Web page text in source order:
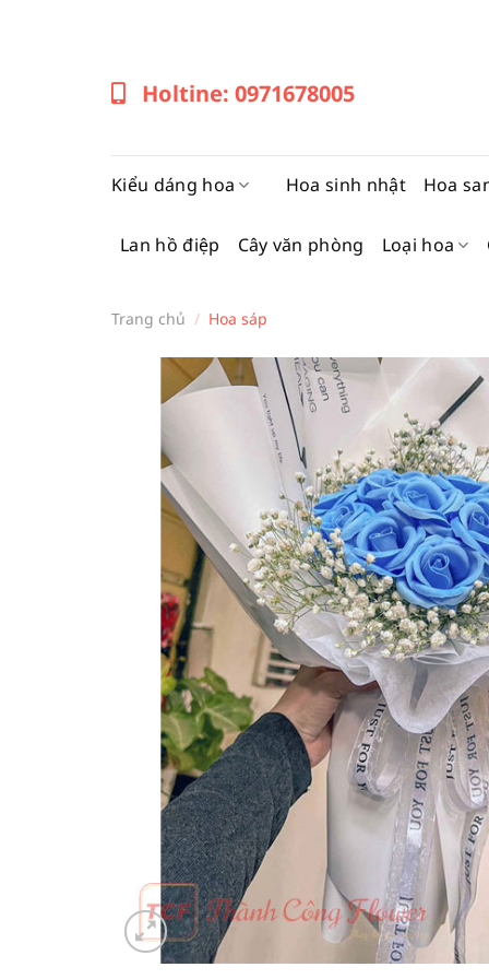
Holtine: 0971678005
Kiểu dáng hoa Hoa sinh nhật Hoa
Lan hồ điệp Cây văn phòng Loại hoa
Trang chủ / Hoa sáp